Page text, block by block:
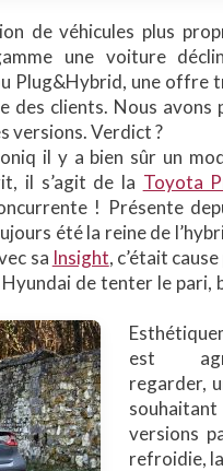
de véhicules plus
une voiture
Plug&Hybrid, une offre
des clients. Nous avons
versions. Verdict ?
il y a bien sûr un
il s’agit de la Toyota
! Présente
été la reine de
sa Insight, c’était
Hyundai de tenter le pari,
est
regarder,
versions
refroidie,